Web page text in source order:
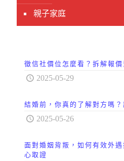
親子家庭
徵信社價位怎麼看？拆解報
2025-05-29
結婚前，你真的了解對方嗎
2025-05-26
面對婚姻背叛，如何有效外
心取證